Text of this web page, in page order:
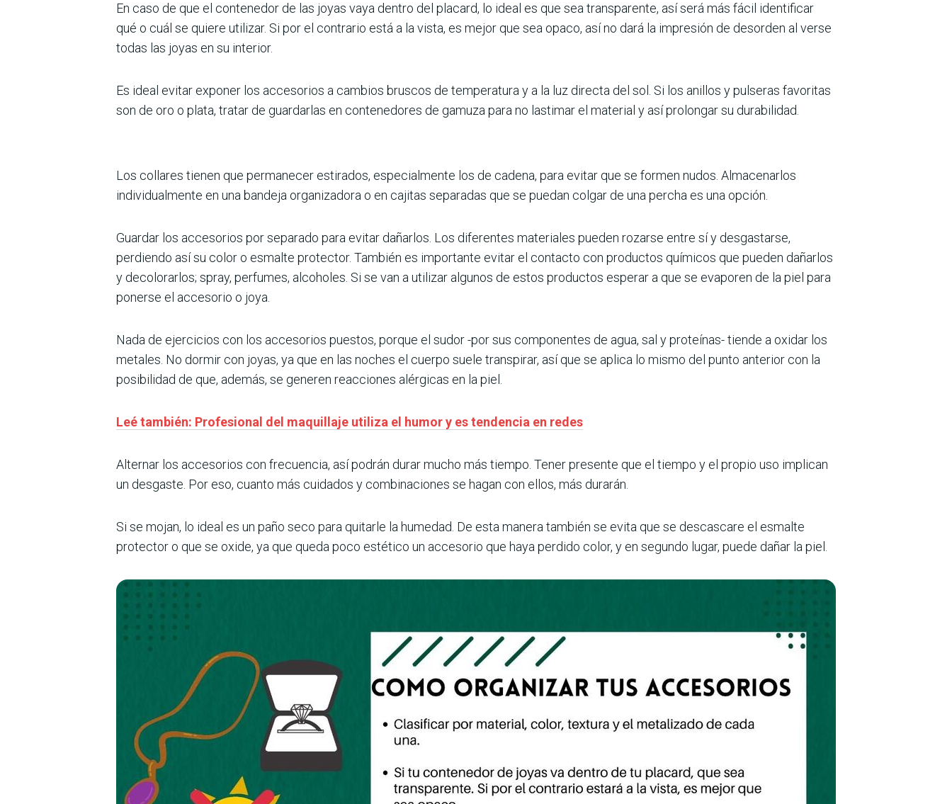
En caso de que el contenedor de las joyas vaya dentro del placard, lo ideal es que sea transparente, así será más fácil identificar
qué o cuál se quiere utilizar. Si por el contrario está a la vista, es mejor que sea opaco, así no dará la impresión de desorden al verse
todas las joyas en su interior.
Es ideal evitar exponer los accesorios a cambios bruscos de temperatura y a la luz directa del sol. Si los anillos y pulseras favoritas
son de oro o plata, tratar de guardarlas en contenedores de gamuza para no lastimar el material y así prolongar su durabilidad.
Los collares tienen que permanecer estirados, especialmente los de cadena, para evitar que se formen nudos. Almacenarlos
individualmente en una bandeja organizadora o en cajitas separadas que se puedan colgar de una percha es una opción.
Guardar los accesorios por separado para evitar dañarlos. Los diferentes materiales pueden rozarse entre sí y desgastarse,
perdiendo así su color o esmalte protector. También es importante evitar el contacto con productos químicos que pueden dañarlos
y decolorarlos; spray, perfumes, alcoholes. Si se van a utilizar algunos de estos productos esperar a que se evaporen de la piel para
ponerse el accesorio o joya.
Nada de ejercicios con los accesorios puestos, porque el sudor -por sus componentes de agua, sal y proteínas- tiende a oxidar los
metales. No dormir con joyas, ya que en las noches el cuerpo suele transpirar, así que se aplica lo mismo del punto anterior con la
posibilidad de que, además, se generen reacciones alérgicas en la piel.
Leé también: Profesional del maquillaje utiliza el humor y es tendencia en redes
Alternar los accesorios con frecuencia, así podrán durar mucho más tiempo. Tener presente que el tiempo y el propio uso implican
un desgaste. Por eso, cuanto más cuidados y combinaciones se hagan con ellos, más durarán.
Si se mojan, lo ideal es un paño seco para quitarle la humedad. De esta manera también se evita que se descascare el esmalte
protector o que se oxide, ya que queda poco estético un accesorio que haya perdido color, y en segundo lugar, puede dañar la piel.